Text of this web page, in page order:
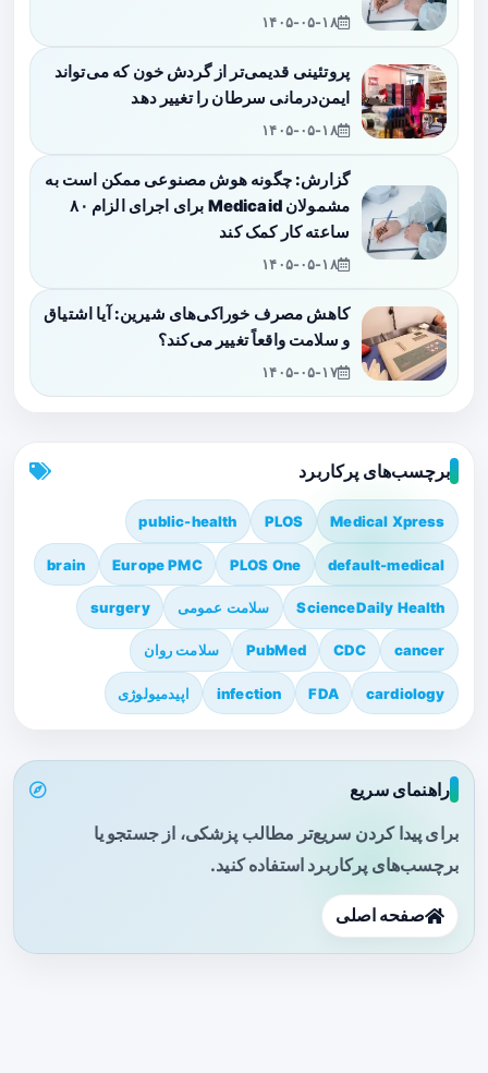
۱۴۰۵-۰۵-۱۸
پروتئینی قدیمی‌تر از گردش خون که می‌تواند
ایمن‌درمانی سرطان را تغییر دهد
۱۴۰۵-۰۵-۱۸
گزارش: چگونه هوش مصنوعی ممکن است به
مشمولان Medicaid برای اجرای الزام ۸۰
ساعته کار کمک کند
۱۴۰۵-۰۵-۱۸
کاهش مصرف خوراکی‌های شیرین: آیا اشتیاق
و سلامت واقعاً تغییر می‌کند؟
۱۴۰۵-۰۵-۱۷
برچسب‌های پرکاربرد
Medical Xpress
PLOS
public-health
default-medical
PLOS One
Europe PMC
brain
ScienceDaily Health سلامت عمومی surgery
cancer
CDC
PubMed سلامت روان
cardiology
FDA
infection اپیدمیولوژی
راهنمای سریع
برای پیدا کردن سریع‌تر مطالب پزشکی، از جستجو یا
برچسب‌های پرکاربرد استفاده کنید.
صفحه اصلی